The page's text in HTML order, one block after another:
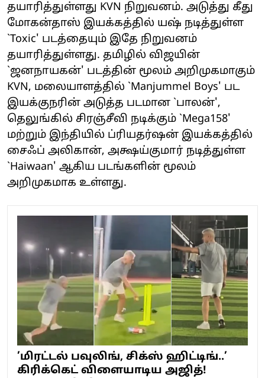
தயாரித்துள்ளது KVN நிறுவனம். அடுத்து கீது
மோகன்தாஸ் இயக்கத்தில் யஷ் நடித்துள்ள
`Toxic' படத்தையும் இதே நிறுவனம்
தயாரித்துள்ளது. தமிழில் விஜயின்
`ஜனநாயகன்' படத்தின் மூலம் அறிமுகமாகும்
KVN, மலையாளத்தில் `Manjummel Boys' பட
இயக்குநரின் அடுத்த படமான `பாலன்',
தெலுங்கில் சிரஞ்சீவி நடிக்கும் `Mega158'
மற்றும் இந்தியில் ப்ரியதர்ஷன் இயக்கத்தில்
சைஃப் அலிகான், அக்ஷய்குமார் நடித்துள்ள
`Haiwaan' ஆகிய படங்களின் மூலம்
அறிமுகமாக உள்ளது.
’மிரட்டல் பவுலிங், சிக்ஸ் ஹிட்டிங்..’
கிரிக்கெட் விளையாடிய அஜித்!